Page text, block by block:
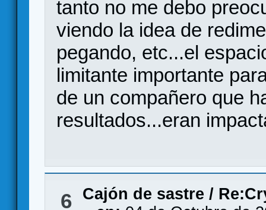
tanto no me debo
viendo la idea de
pegando, etc...el
limitante importante
de un compañero que
resultados...eran
6 Cajón de sastre /